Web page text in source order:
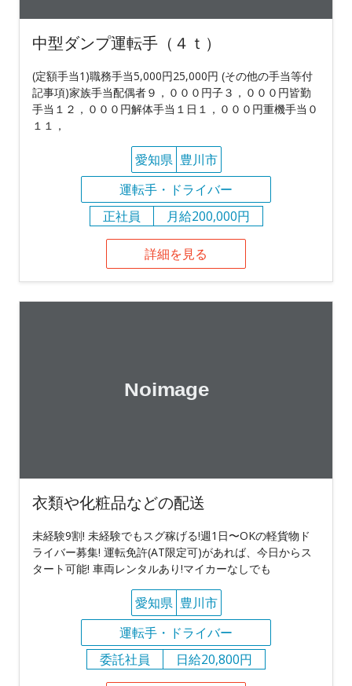
中型ダンプ運転手（４ｔ）
(定額手当1)職務手当5,000円25,000円 (その他の手当等付
記事項)家族手当配偶者９，０００円子３，０００円皆勤
手当１２，０００円解体手当１日１，０００円重機手当０
１１，
愛知県 豊川市
運転手・ドライバー
正社員
月給200,000円
詳細を見る
衣類や化粧品などの配送
未経験9割! 未経験でもスグ稼げる!週1日〜OKの軽貨物ド
ライバー募集! 運転免許(AT限定可)があれば、今日からス
タート可能! 車両レンタルあり!マイカーなしでも
愛知県 豊川市
運転手・ドライバー
委託社員
日給20,800円